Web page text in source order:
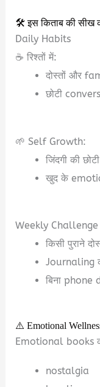
🛠️ इस किताब की सीख
Daily Habits
☕ रिश्तों में:
दोस्तों और
छोटी
🌱 Self Growth:
जिंदगी की
खुद के
Weekly Challenge
किसी पुराने
Journaling
बिना phone
⚠️ Emotional
Emotional books
nostalgia